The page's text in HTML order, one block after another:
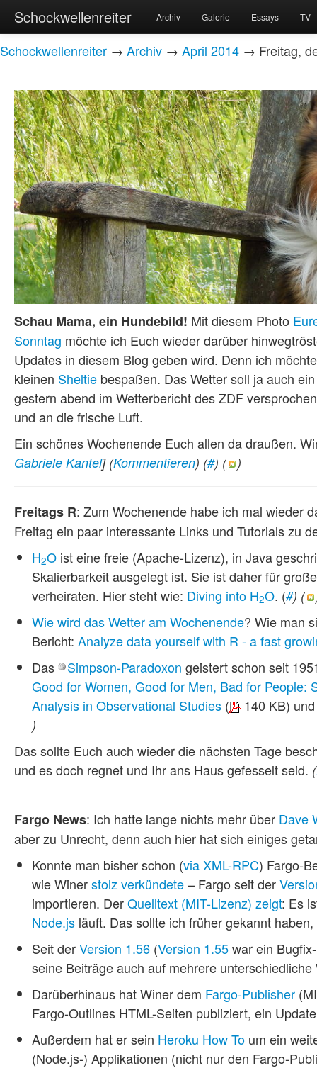
Schockwellenreiter Archiv Galerie Essays TV
Schockwellenreiter → Archiv → April 2014 → Freitag,
Schau Mama, ein Hundebild! Mit diesem Photo
Sonntag möchte ich Euch wieder darüber
Updates in diesem Blog geben wird. Denn ich
kleinen Sheltie bespaßen. Das Wetter soll ja auch
gestern abend im Wetterbericht des ZDF
und an die frische Luft.
Ein schönes Wochenende Euch allen da draußen.
Gabriele Kantel] (Kommentieren) (#) ( )
Freitags R: Zum Wochenende habe ich mal wieder
Freitag ein paar interessante Links und Tutorials zu
H2O ist eine freie (Apache-Lizenz), in Java
Skalierbarkeit ausgelegt ist. Sie ist daher für
verheiraten. Hier steht wie: Diving into H2O. (#) (
Wie wird das Wetter am Wochenende? Wie man
Bericht: Analyze data yourself with R - a fast
Das
Simpson-Paradoxon geistert schon seit
Good for Women, Good for Men, Bad for People:
Analysis in Observational Studies ( 140 KB)
)
Das sollte Euch auch wieder die nächsten Tage
und es doch regnet und Ihr ans Haus gefesselt seid. (
Fargo News: Ich hatte lange nichts mehr über Dave
aber zu Unrecht, denn auch hier hat sich einiges
Konnte man bisher schon (via XML-RPC) Fargo-
wie Winerstolz verkündete– Fargo seit der
importieren. DerQuelltext (MIT-Lizenz) zeigt: Es
Node.js läuft. Das sollte ich früher gekannt
Seit derVersion 1.56 (Version 1.55war ein
seine Beiträge auch auf mehrere
Darüberhinaus hat Winer dem Fargo-Publisher
Fargo-Outlines HTML-Seiten publiziert, ein
Außerdem hat er sein Heroku How To um ein
(Node.js-) Applikationen (nicht nur den Fargo-